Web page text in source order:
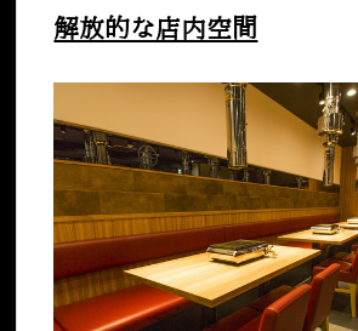
解放的な店内空間